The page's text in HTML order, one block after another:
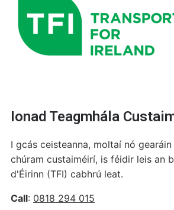
Ionad Teagmhála
I gcás ceisteanna, moltaí nó
chúram custaiméirí, is féidir leis an
d'Éirinn (TFI) cabhrú leat.
Call: 0818 294 015